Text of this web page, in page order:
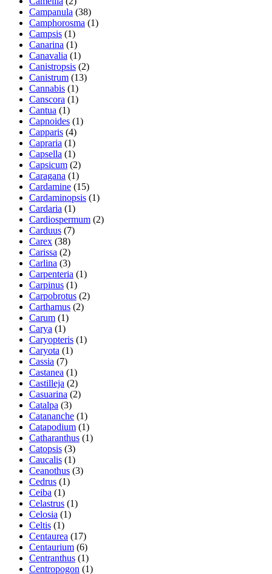
Campanula (38)
Camphorosma (1)
Campsis (1)
Canarina (1)
Canavalia (1)
Canistropsis (2)
Canistrum (13)
Cannabis (1)
Canscora (1)
Cantua (1)
Capnoides (1)
Capparis (4)
Capraria (1)
Capsella (1)
Capsicum (2)
Caragana (1)
Cardamine (15)
Cardaminopsis (1)
Cardaria (1)
Cardiospermum (2)
Carduus (7)
Carex (38)
Carissa (2)
Carlina (3)
Carpenteria (1)
Carpinus (1)
Carpobrotus (2)
Carthamus (2)
Carum (1)
Carya (1)
Caryopteris (1)
Caryota (1)
Cassia (7)
Castanea (1)
Castilleja (2)
Casuarina (2)
Catalpa (3)
Catananche (1)
Catapodium (1)
Catharanthus (1)
Catopsis (3)
Caucalis (1)
Ceanothus (3)
Cedrus (1)
Ceiba (1)
Celastrus (1)
Celosia (1)
Celtis (1)
Centaurea (17)
Centaurium (6)
Centranthus (1)
Centropogon (1)